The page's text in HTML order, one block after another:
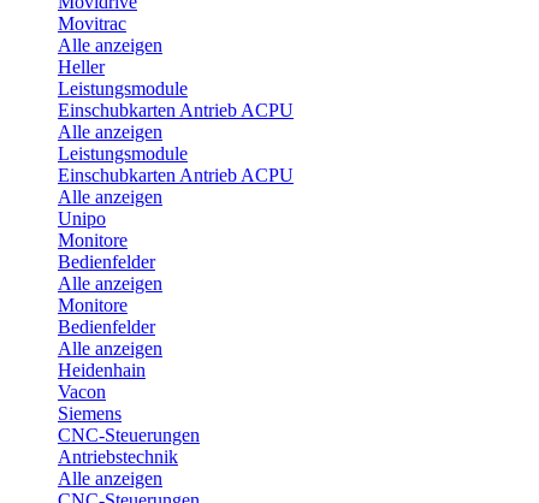
Movitrac
Alle anzeigen
Heller
Leistungsmodule
Einschubkarten Antrieb ACPU
Alle anzeigen
Leistungsmodule
Einschubkarten Antrieb ACPU
Alle anzeigen
Unipo
Monitore
Bedienfelder
Alle anzeigen
Monitore
Bedienfelder
Alle anzeigen
Heidenhain
Vacon
Siemens
CNC-Steuerungen
Antriebstechnik
Alle anzeigen